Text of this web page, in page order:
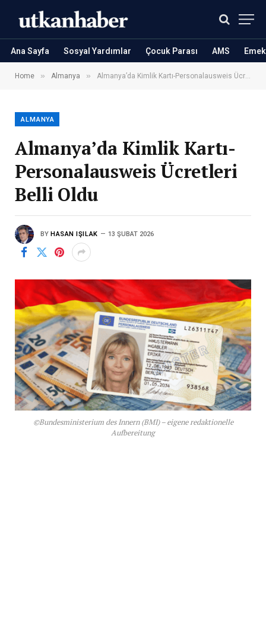
Ana Sayfa Sosyal Yardımlar Çocuk Parası AMS
Home » Almanya » Almanya’da Kimlik Kartı-Personalausweis Ücretleri Belli Oldu
ALMANYA
Almanya’da Kimlik Kartı-
Personalausweis Ücretleri
Belli Oldu
BY HASAN IŞILAK 13 ŞUBAT 2026
©Bundesministerium des Innern (BMI) – eigene redaktionelle
Aufbereitung